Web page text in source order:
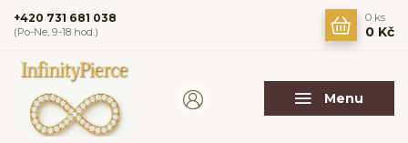
Menu
+420 731 681 038
(Po-Ne, 9-18 hod.)
0 ks
0 Kč